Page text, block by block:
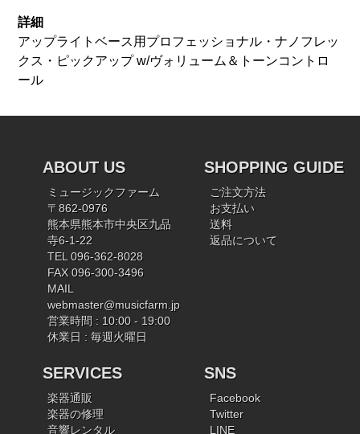
詳細
アップライトベース用プロフェッショナル・ナノフレッ
クス・ピックアップ w/ヴォリューム＆トーンコントロ
ール
ABOUT US
ミュージックファーム
〒862-0976
熊本県熊本市中央区九品
寺6-1-22
TEL 096-362-8028
FAX 096-300-3496
MAIL
webmaster@musicfarm.jp
営業時間 : 10:00 - 19:00
休業日 : 毎週火曜日
SHOPPING GUIDE
ご注文方法
お支払い
送料
返品について
SERVICES
楽器通販
楽器の修理
音響レンタル
SNS
Facebook
Twitter
LINE